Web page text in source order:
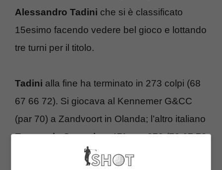
Alessandro Tadini che si è classificato
15esimo facendo vedere bel gioco e lottando
tre turni per il titolo.
Tadini alla fine ha terminato in 273 colpi (68
67 66 72). Si giocava al Kennemer G&CC
(par 70) a Zandvoort in Olanda; l’altro italiano
Emanuele Canonica, 47° con 278 (70 67 72
69) ha chiuso bene, ma meglio di tutti ha